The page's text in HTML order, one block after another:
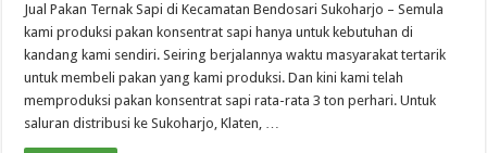
Jual Pakan Ternak Sapi di Kecamatan Bendosari Sukoharjo – Semula
kami produksi pakan konsentrat sapi hanya untuk kebutuhan di
kandang kami sendiri. Seiring berjalannya waktu masyarakat tertarik
untuk membeli pakan yang kami produksi. Dan kini kami telah
memproduksi pakan konsentrat sapi rata-rata 3 ton perhari. Untuk
saluran distribusi ke Sukoharjo, Klaten, …